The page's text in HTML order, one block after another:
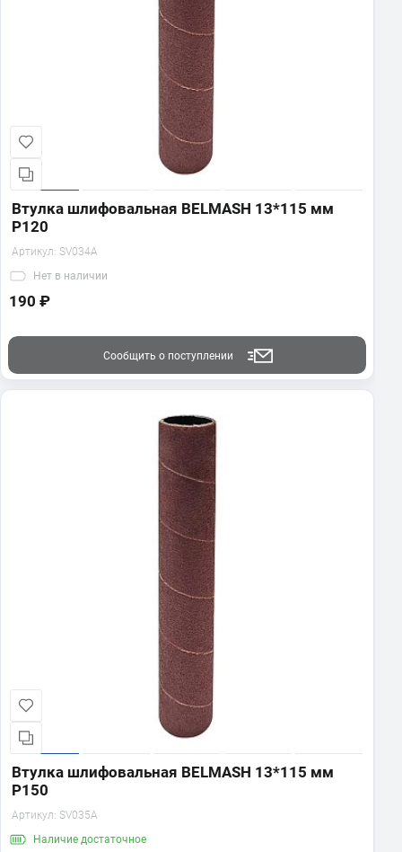
Втулка шлифовальная BELMASH 13*115 мм
P120
Артикул: SV034A
Нет в наличии
190 ₽
Сообщить о поступлении
Втулка шлифовальная BELMASH 13*115 мм
P150
Артикул: SV035A
Наличие достаточное